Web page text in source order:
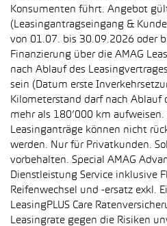
Konsumenten führt. Angebot
(Leasingantragseingang &
von 01.07. bis 30.09.2026 oder
Finanzierung über die AMAG
nach Ablauf des
sein (Datum erste
Kilometerstand darf nach Ablauf
mehr als 180’000 km
Leasinganträge können nicht
werden. Nur für Privatkunden.
vorbehalten. Special AMAG
Dienstleistung Service inklusive
Reifenwechsel und -ersatz exkl.
LeasingPLUS Care
Leasingrate gegen die Risiken